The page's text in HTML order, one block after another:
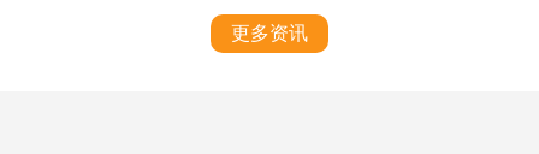
更多资讯